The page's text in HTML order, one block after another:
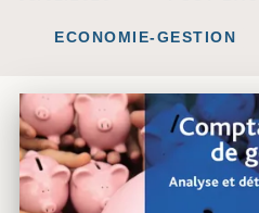
ECONOMIE-GESTION